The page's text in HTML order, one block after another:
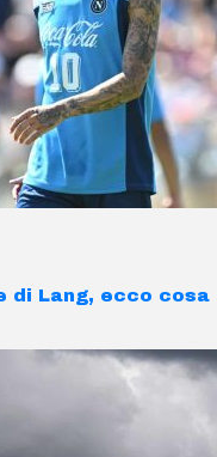
di Lang, ecco cosa